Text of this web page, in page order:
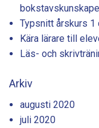
Typsnitt årskurs 1
Kära lärare till
Läs- och
Arkiv
augusti 2020
juli 2020